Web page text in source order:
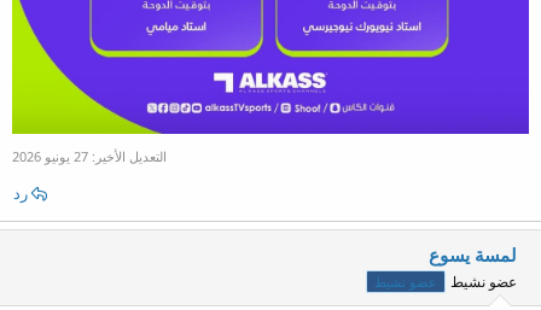
التعديل الأخير: 27 يونيو 2026
رد
لمسة يسوع
عضو نشيط عضو نشيط